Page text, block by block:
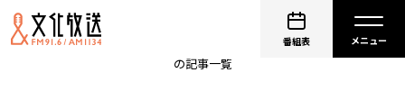
番組表
の記事一覧